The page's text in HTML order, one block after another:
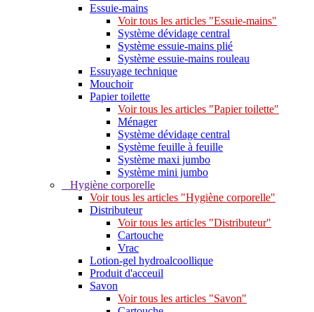
Essuie-mains
Voir tous les articles "Essuie-mains"
Système dévidage central
Système essuie-mains plié
Système essuie-mains rouleau
Essuyage technique
Mouchoir
Papier toilette
Voir tous les articles "Papier toilette"
Ménager
Système dévidage central
Système feuille à feuille
Système maxi jumbo
Système mini jumbo
Hygiène corporelle
Voir tous les articles "Hygiène corporelle"
Distributeur
Voir tous les articles "Distributeur"
Cartouche
Vrac
Lotion-gel hydroalcoollique
Produit d'acceuil
Savon
Voir tous les articles "Savon"